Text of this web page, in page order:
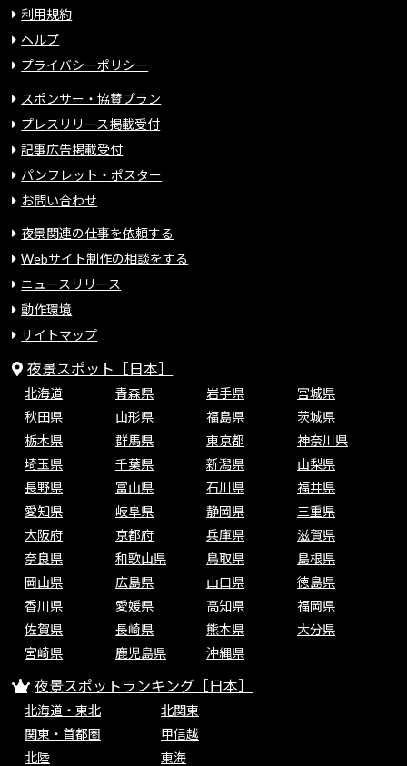
利用規約
ヘルプ
プライバシーポリシー
スポンサー・協賛プラン
プレスリリース掲載受付
記事広告掲載受付
パンフレット・ポスター
お問い合わせ
夜景関連の仕事を依頼する
Webサイト制作の相談をする
ニュースリリース
動作環境
サイトマップ
夜景スポット［日本］
北海道 青森県 岩手県
宮城県
秋田県
山形県 福島県
茨城県
栃木県
群馬県 東京都
神奈川県
埼玉県
千葉県 新潟県
山梨県
長野県
富山県 石川県
福井県
愛知県
岐阜県 静岡県
三重県
大阪府
京都府 兵庫県
滋賀県
奈良県
和歌山県 鳥取県
島根県
岡山県
広島県 山口県
徳島県
香川県
愛媛県 高知県
福岡県
佐賀県
長崎県 熊本県
大分県
宮崎県
鹿児島県 沖縄県
夜景スポットランキング［日本］
北海道・東北
北関東
関東・首都圏
甲信越
北陸
東海